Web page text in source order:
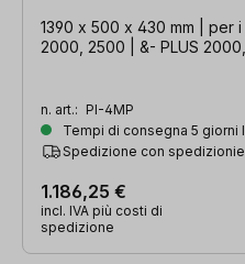
1390 x 500 x 430 mm | per
2000, 2500 | &- PLUS
n. art.: PI-4MP
Tempi di consegna 5 giorni
Spedizione con
1.186,25 €
incl. IVA più costi di
spedizione